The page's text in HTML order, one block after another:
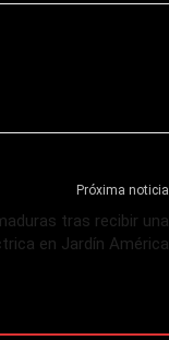
Próxima noticia
tras recibir una
en Jardín América